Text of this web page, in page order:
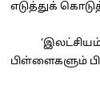
எடுத்துக்
‘இலட்சியம்,
பிள்ளைகளும்